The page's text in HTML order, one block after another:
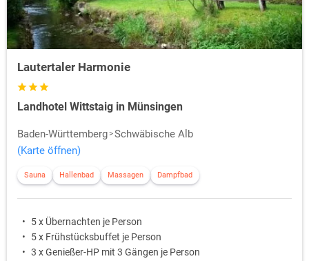
Lautertaler Harmonie
Landhotel Wittstaig in Münsingen
Baden-Württemberg Schwäbische Alb
(Karte öffnen)
Sauna Hallenbad Massagen Dampfbad
5 x Übernachten je Person
5 x Frühstücksbuffet je Person
3 x Genießer-HP mit 3 Gängen je Person